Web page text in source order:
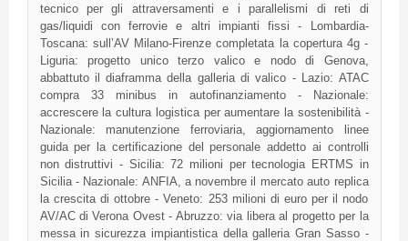
tecnico per gli attraversamenti e i parallelismi di reti di
gas/liquidi con ferrovie e altri impianti fissi - Lombardia-
Toscana: sull’AV Milano-Firenze completata la copertura 4g -
Liguria: progetto unico terzo valico e nodo di Genova,
abbattuto il diaframma della galleria di valico - Lazio: ATAC
compra 33 minibus in autofinanziamento - Nazionale:
accrescere la cultura logistica per aumentare la sostenibilità -
Nazionale: manutenzione ferroviaria, aggiornamento linee
guida per la certificazione del personale addetto ai controlli
non distruttivi - Sicilia: 72 milioni per tecnologia ERTMS in
Sicilia - Nazionale: ANFIA, a novembre il mercato auto replica
la crescita di ottobre - Veneto: 253 milioni di euro per il nodo
AV/AC di Verona Ovest - Abruzzo: via libera al progetto per la
messa in sicurezza impiantistica della galleria Gran Sasso -